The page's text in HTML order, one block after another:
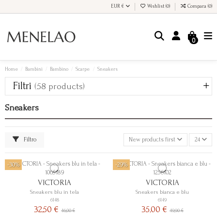
EUR € Wishlist (0) Compara (0)
0
Home Bambini Bambino Scarpe Sneakers
Sneakers
Filtro New products first 24
-30%
Sneakers blu in tela
VICTORIA
6148
32,50 €46,00 €
-29%
Sneakers bianca e blu
VICTORIA
6149
35,00 € 49,90 €
Filtri (58 products)